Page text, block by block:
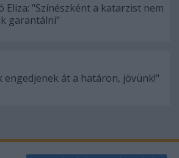
Eliza: "Színészként a katarzist nem
garantálni"
engedjenek át a határon, jövünk!"